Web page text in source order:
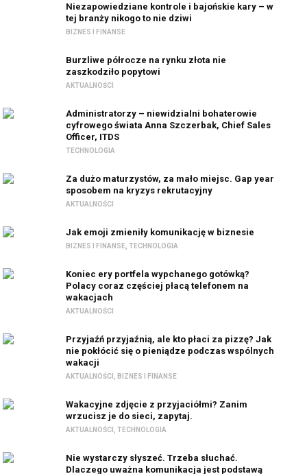
Niezapowiedziane kontrole i bajońskie kary – w
tej branży nikogo to nie dziwi
BIZNES I FINANSE
Burzliwe półrocze na rynku złota nie
zaszkodziło popytowi
AKTUALNOŚCI
Administratorzy – niewidzialni bohaterowie
cyfrowego świata Anna Szczerbak, Chief Sales
Officer, ITDS
TECHNOLOGIA
Za dużo maturzystów, za mało miejsc. Gap year
sposobem na kryzys rekrutacyjny
AKTUALNOŚCI
Jak emoji zmieniły komunikację w biznesie
BIZNES I FINANSE ,TECHNOLOGIA
Koniec ery portfela wypchanego gotówką?
Polacy coraz częściej płacą telefonem na
wakacjach
AKTUALNOŚCI
Przyjaźń przyjaźnią, ale kto płaci za pizzę? Jak
nie pokłócić się o pieniądze podczas wspólnych
wakacji
AKTUALNOŚCI BIZNES I FINANSE
Wakacyjne zdjęcie z przyjaciółmi? Zanim
wrzucisz je do sieci, zapytaj.
AKTUALNOŚCI ,TECHNOLOGIA
Nie wystarczy słyszeć. Trzeba słuchać.
Dlaczego uważna komunikacja jest podstawą